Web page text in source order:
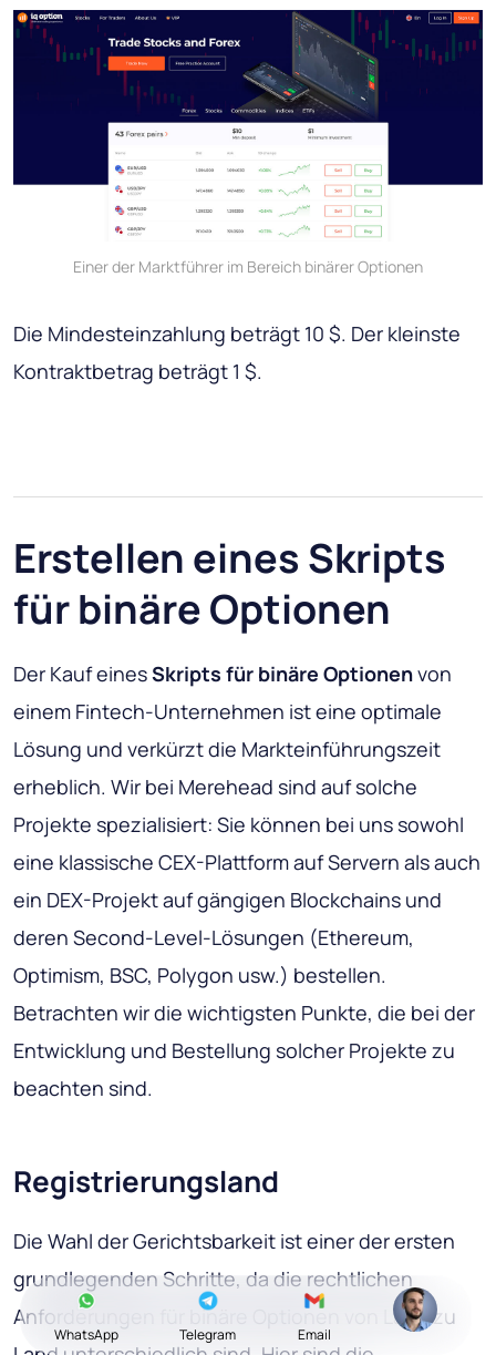
Einer der Marktführer im Bereich binärer Optionen
Die Mindesteinzahlung beträgt 10 $. Der kleinste
Kontraktbetrag beträgt 1 $.
Erstellen eines Skripts
für binäre Optionen
Der Kauf einesSkripts für binäre Optionenvon
einem Fintech-Unternehmen ist eine optimale
Lösung und verkürzt die Markteinführungszeit
erheblich. Wir bei Merehead sind auf solche
Projekte spezialisiert: Sie können bei uns sowohl
eine klassische CEX-Plattform auf Servern als auch
ein DEX-Projekt auf gängigen Blockchains und
deren Second-Level-Lösungen (Ethereum,
Optimism, BSC, Polygon usw.) bestellen.
Betrachten wir die wichtigsten Punkte, die bei der
Entwicklung und Bestellung solcher Projekte zu
beachten sind.
Registrierungsland
Die Wahl der Gerichtsbarkeit ist einer der ersten
grundlegenden Schritte, da die rechtlichen
Anforderungen für binäre Optionen von Land zu
WhatsApp Telegram Email